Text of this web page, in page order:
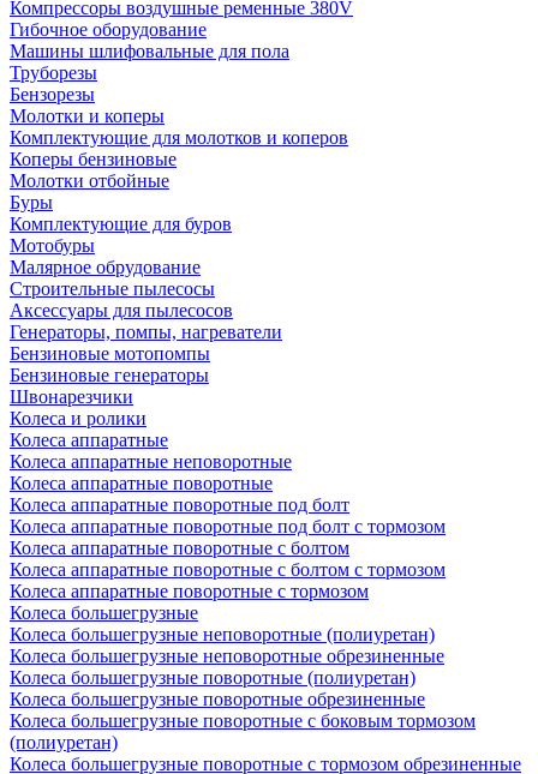
Компрессоры воздушные ременные 380V
Гибочное оборудование
Машины шлифовальные для пола
Труборезы
Бензорезы
Молотки и коперы
Комплектующие для молотков и коперов
Коперы бензиновые
Молотки отбойные
Буры
Комплектующие для буров
Мотобуры
Малярное обрудование
Строительные пылесосы
Аксессуары для пылесосов
Генераторы, помпы, нагреватели
Бензиновые мотопомпы
Бензиновые генераторы
Швонарезчики
Колеса и ролики
Колеса аппаратные
Колеса аппаратные неповоротные
Колеса аппаратные поворотные
Колеса аппаратные поворотные под болт
Колеса аппаратные поворотные под болт с тормозом
Колеса аппаратные поворотные с болтом
Колеса аппаратные поворотные с болтом с тормозом
Колеса аппаратные поворотные с тормозом
Колеса большегрузные
Колеса большегрузные неповоротные (полиуретан)
Колеса большегрузные неповоротные обрезиненные
Колеса большегрузные поворотные (полиуретан)
Колеса большегрузные поворотные обрезиненные
Колеса большегрузные поворотные с боковым тормозом
(полиуретан)
Колеса большегрузные поворотные с тормозом обрезиненные